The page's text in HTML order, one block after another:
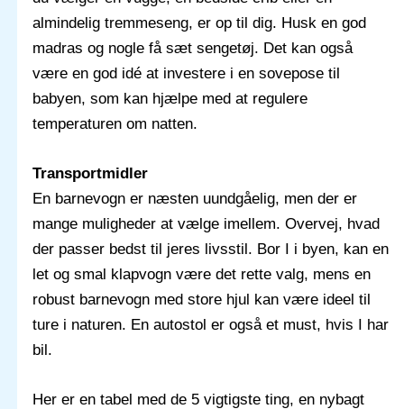
almindelig tremmeseng, er op til dig. Husk en god
madras og nogle få sæt sengetøj. Det kan også
være en god idé at investere i en sovepose til
babyen, som kan hjælpe med at regulere
temperaturen om natten.
Transportmidler
En barnevogn er næsten uundgåelig, men der er
mange muligheder at vælge imellem. Overvej, hvad
der passer bedst til jeres livsstil. Bor I i byen, kan en
let og smal klapvogn være det rette valg, mens en
robust barnevogn med store hjul kan være ideel til
ture i naturen. En autostol er også et must, hvis I har
bil.
Her er en tabel med de 5 vigtigste ting, en nybagt